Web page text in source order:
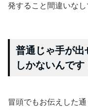
発すること間違いな
普通じゃ手が
しかないんです
冒頭でもお伝えした